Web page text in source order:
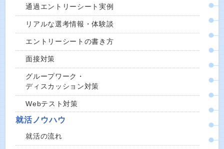
通過エントリーシート実例
リアルな選考情報・体験談
エントリーシートの書き方
面接対策
グループワーク・
ディスカッション対策
Webテスト対策
就活ノウハウ
就活の流れ